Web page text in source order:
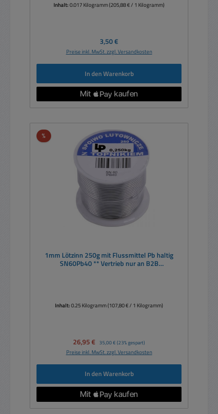
Inhalt:0.017 Kilogramm(205,88 € / 1 Kilogramm)
Regulärer Preis:
3,50 €
Preise inkl. MwSt. zzgl. Versandkosten
In den Warenkorb
%Rabatt
1mm Lötzinn 250g mit Flussmittel Pb haltig
SN60Pb40 ** Vertrieb nur an B2B
Inhalt:0.25 Kilogramm(107,80 € / 1 Kilogramm)
Verkaufspreis:
26,95 € Regulärer Preis:
35,00 € (23% gespart)
Preise inkl. MwSt. zzgl. Versandkosten
In den Warenkorb